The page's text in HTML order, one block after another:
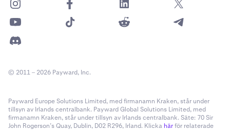
© 2011 – 2026 Payward, Inc.
Payward Europe Solutions Limited, med firmanamn Kraken, står under
tillsyn av Irlands centralbank. Payward Global Solutions Limited, med
firmanamn Kraken, står under tillsyn av Irlands centralbank. Säte: 70 Sir
John Rogerson’s Quay, Dublin, D02 R296, Irland. Klicka härför relaterade